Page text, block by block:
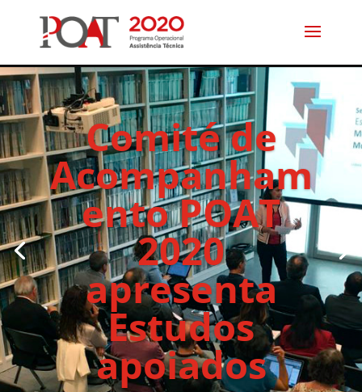
Comité de
Acompanham
ento POAT
2020
apresenta
Estudos
apoiados